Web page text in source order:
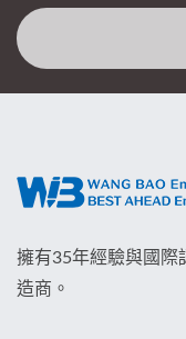
擁有35年經驗與國
造商。